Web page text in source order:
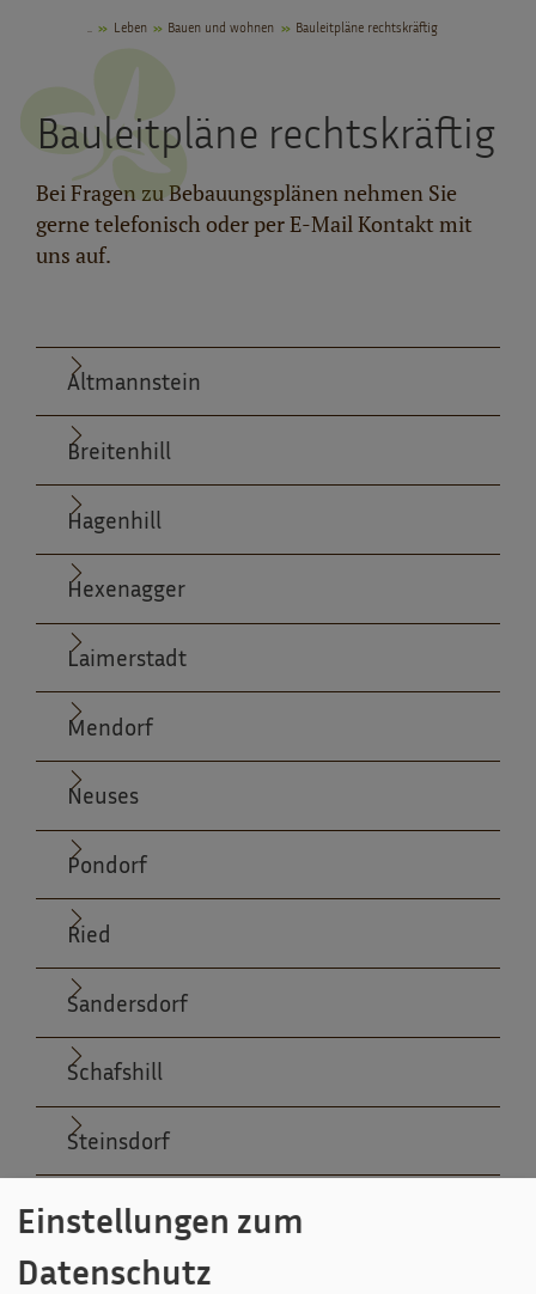
Leben Bauen und wohnen Bauleitpläne rechtskräftig
Bauleitpläne rechtskräftig
Bei Fragen zu Bebauungsplänen nehmen Sie
gerne telefonisch oder per E-Mail Kontakt mit
uns auf.
Altmannstein
Breitenhill
Hagenhill
Hexenagger
Laimerstadt
Mendorf
Neuses
Pondorf
Ried
Sandersdorf
Schafshill
Steinsdorf
Tettenwang
Winden
Einstellungen zum
Datenschutz